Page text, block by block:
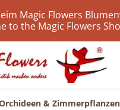
Magic Flowers
to the Magic Flowers
& Zimmerpflanzen